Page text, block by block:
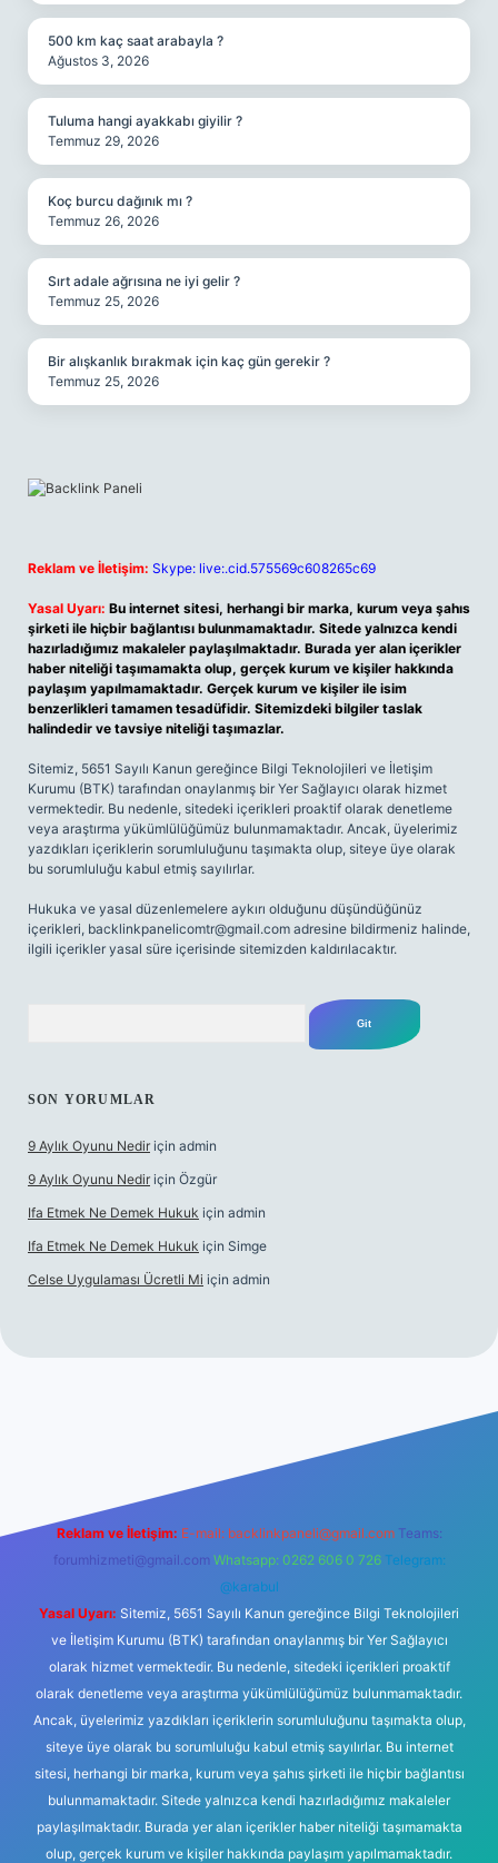
500 km kaç saat arabayla ?
Ağustos 3, 2026
Tuluma hangi ayakkabı giyilir ?
Temmuz 29, 2026
Koç burcu dağınık mı ?
Temmuz 26, 2026
Sırt adale ağrısına ne iyi gelir ?
Temmuz 25, 2026
Bir alışkanlık bırakmak için kaç gün gerekir ?
Temmuz 25, 2026
Reklam ve İletişim: Skype: live:.cid.575569c608265c69
Yasal Uyarı: Bu internet sitesi, herhangi bir marka, kurum veya şahıs
şirketi ile hiçbir bağlantısı bulunmamaktadır. Sitede yalnızca kendi
hazırladığımız makaleler paylaşılmaktadır. Burada yer alan içerikler
haber niteliği taşımamakta olup, gerçek kurum ve kişiler hakkında
paylaşım yapılmamaktadır. Gerçek kurum ve kişiler ile isim
benzerlikleri tamamen tesadüfidir. Sitemizdeki bilgiler taslak
halindedir ve tavsiye niteliği taşımazlar.
Sitemiz, 5651 Sayılı Kanun gereğince Bilgi Teknolojileri ve İletişim
Kurumu (BTK) tarafından onaylanmış bir Yer Sağlayıcı olarak hizmet
vermektedir. Bu nedenle, sitedeki içerikleri proaktif olarak denetleme
veya araştırma yükümlülüğümüz bulunmamaktadır. Ancak, üyelerimiz
yazdıkları içeriklerin sorumluluğunu taşımakta olup, siteye üye olarak
bu sorumluluğu kabul etmiş sayılırlar.
Hukuka ve yasal düzenlemelere aykırı olduğunu düşündüğünüz
içerikleri, backlinkpanelicomtr@gmail.com adresine bildirmeniz halinde,
ilgili içerikler yasal süre içerisinde sitemizden kaldırılacaktır.
SON YORUMLAR
9 Aylık Oyunu Nedir için admin
9 Aylık Oyunu Nedir için Özgür
Ifa Etmek Ne Demek Hukuk için admin
Ifa Etmek Ne Demek Hukuk için Simge
Celse Uygulaması Ücretli Mi için admin
Reklam ve İletişim: E-mail: backlinkpaneli@gmail.com Teams:
forumhizmeti@gmail.com Whatsapp: 0262 606 0 726 Telegram:
@karabul
Yasal Uyarı: Sitemiz, 5651 Sayılı Kanun gereğince Bilgi Teknolojileri
ve İletişim Kurumu (BTK) tarafından onaylanmış bir Yer Sağlayıcı
olarak hizmet vermektedir. Bu nedenle, sitedeki içerikleri proaktif
olarak denetleme veya araştırma yükümlülüğümüz bulunmamaktadır.
Ancak, üyelerimiz yazdıkları içeriklerin sorumluluğunu taşımakta olup,
siteye üye olarak bu sorumluluğu kabul etmiş sayılırlar. Bu internet
sitesi, herhangi bir marka, kurum veya şahıs şirketi ile hiçbir bağlantısı
bulunmamaktadır. Sitede yalnızca kendi hazırladığımız makaleler
paylaşılmaktadır. Burada yer alan içerikler haber niteliği taşımamakta
olup, gerçek kurum ve kişiler hakkında paylaşım yapılmamaktadır.